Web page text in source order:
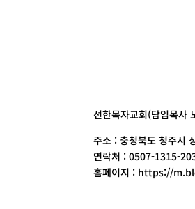
선한목자교회(담임목사
주소 : 충청북도 청주시
연락처 : 0507-1315-
홈페이지 : https://